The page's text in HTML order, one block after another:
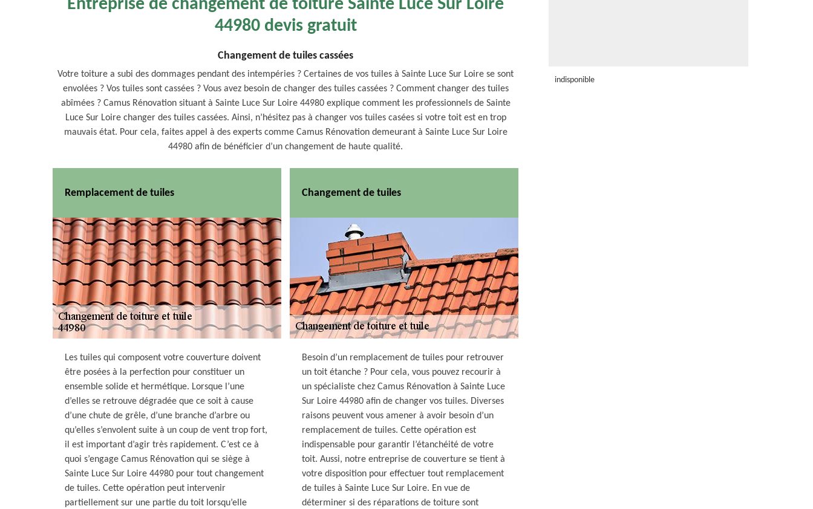
Entreprise de changement de toiture Sainte Luce Sur Loire
44980 devis gratuit
Changement de tuiles cassées
Votre toiture a subi des dommages pendant des intempéries ? Certaines de vos tuiles à Sainte Luce Sur Loire se sont
envolées ? Vos tuiles sont cassées ? Vous avez besoin de changer des tuiles cassées ? Comment changer des tuiles
abîmées ? Camus Rénovation situant à Sainte Luce Sur Loire 44980 explique comment les professionnels de Sainte
Luce Sur Loire changer des tuiles cassées. Ainsi, n’hésitez pas à changer vos tuiles casées si votre toit est en trop
mauvais état. Pour cela, faites appel à des experts comme Camus Rénovation demeurant à Sainte Luce Sur Loire
44980 afin de bénéficier d’un changement de haute qualité.
Remplacement de tuiles
Les tuiles qui composent votre couverture doivent
être posées à la perfection pour constituer un
ensemble solide et hermétique. Lorsque l’une
d’elles se retrouve dégradée que ce soit à cause
d’une chute de grêle, d’une branche d’arbre ou
qu’elles s’envolent suite à un coup de vent trop fort,
il est important d’agir très rapidement. C’est ce à
quoi s’engage Camus Rénovation qui se siège à
Sainte Luce Sur Loire 44980 pour tout changement
de tuiles. Cette opération peut intervenir
partiellement sur une partie du toit lorsqu’elle
Changement de tuiles
Besoin d’un remplacement de tuiles pour retrouver
un toit étanche ? Pour cela, vous pouvez recourir à
un spécialiste chez Camus Rénovation à Sainte Luce
Sur Loire 44980 afin de changer vos tuiles. Diverses
raisons peuvent vous amener à avoir besoin d’un
remplacement de tuiles. Cette opération est
indispensable pour garantir l’étanchéité de votre
toit. Aussi, notre entreprise de couverture se tient à
votre disposition pour effectuer tout remplacement
de tuiles à Sainte Luce Sur Loire. En vue de
déterminer si des réparations de toiture sont
indisponible